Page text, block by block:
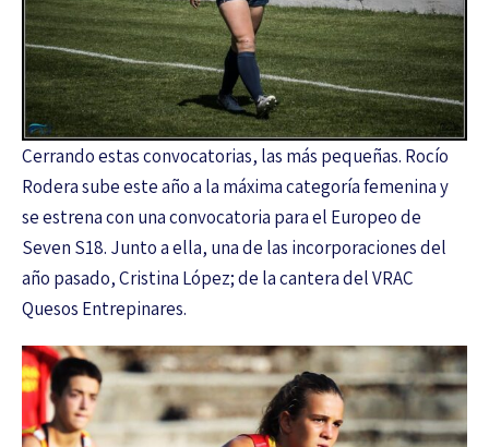
Cerrando estas convocatorias, las más pequeñas. Rocío
Rodera sube este año a la máxima categoría femenina y
se estrena con una convocatoria para el Europeo de
Seven S18. Junto a ella, una de las incorporaciones del
año pasado, Cristina López; de la cantera del VRAC
Quesos Entrepinares.